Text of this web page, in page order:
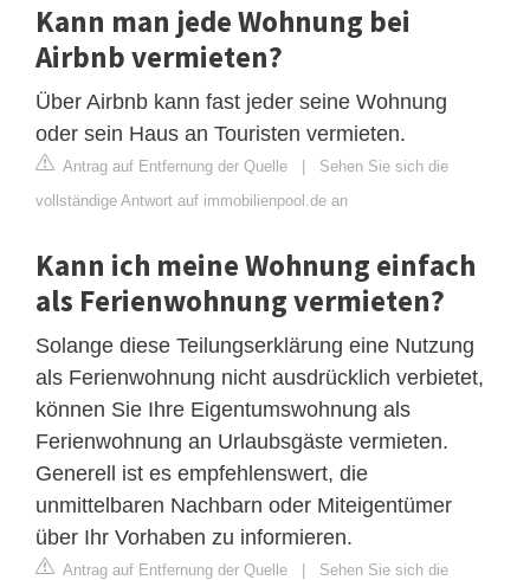
Kann man jede Wohnung bei
Airbnb vermieten?
Über Airbnb kann fast jeder seine Wohnung
oder sein Haus an Touristen vermieten.
Antrag auf Entfernung der Quelle | Sehen Sie sich die
vollständige Antwort auf immobilienpool.de an
Kann ich meine Wohnung einfach
als Ferienwohnung vermieten?
Solange diese Teilungserklärung eine Nutzung
als Ferienwohnung nicht ausdrücklich verbietet,
können Sie Ihre Eigentumswohnung als
Ferienwohnung an Urlaubsgäste vermieten.
Generell ist es empfehlenswert, die
unmittelbaren Nachbarn oder Miteigentümer
über Ihr Vorhaben zu informieren.
Antrag auf Entfernung der Quelle | Sehen Sie sich die